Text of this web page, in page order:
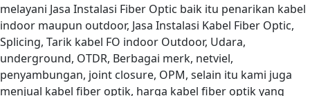
melayani Jasa Instalasi Fiber Optic baik itu penarikan kabel
indoor maupun outdoor, Jasa Instalasi Kabel Fiber Optic,
Splicing, Tarik kabel FO indoor Outdoor, Udara,
underground, OTDR, Berbagai merk, netviel,
penyambungan, joint closure, OPM, selain itu kami juga
menjual kabel fiber optik, harga kabel fiber optik yang